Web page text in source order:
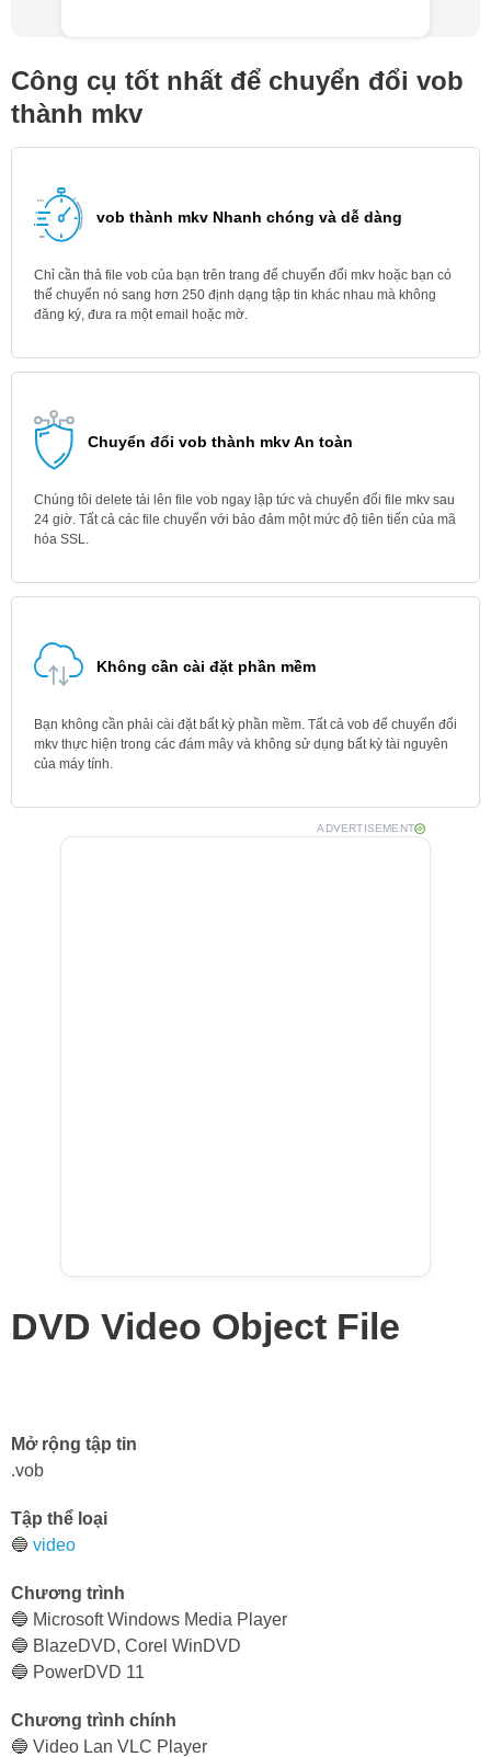
Công cụ tốt nhất để chuyển đổi vob
thành mkv
vob thành mkv Nhanh chóng và dễ dàng
Chỉ cần thả file vob của bạn trên trang để chuyển đổi mkv hoặc bạn có
thể chuyển nó sang hơn 250 định dạng tập tin khác nhau mà không
đăng ký, đưa ra một email hoặc mờ.
Chuyển đổi vob thành mkv An toàn
Chúng tôi delete tải lên file vob ngay lập tức và chuyển đổi file mkv sau
24 giờ. Tất cả các file chuyển với bảo đảm một mức độ tiên tiến của mã
hóa SSL.
Không cần cài đặt phần mềm
Bạn không cần phải cài đặt bất kỳ phần mềm. Tất cả vob để chuyển đổi
mkv thực hiện trong các đám mây và không sử dụng bất kỳ tài nguyên
của máy tính.
ADVERTISEMENT
DVD Video Object File
Mở rộng tập tin
.vob
Tập thể loại
🔵 video
Chương trình
🔵 Microsoft Windows Media Player
🔵 BlazeDVD, Corel WinDVD
🔵 PowerDVD 11
Chương trình chính
🔵 Video Lan VLC Player